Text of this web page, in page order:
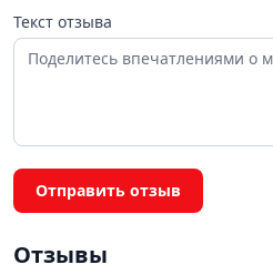
Текст отзыва
Отправить отзыв
Отзывы